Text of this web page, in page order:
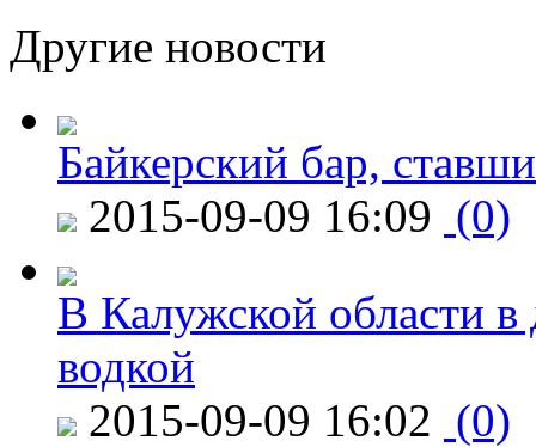
Другие новости
Байкерский бар,
2015-09-09 16:09 (0)
В Калужской области в
водкой
2015-09-09 16:02 (0)